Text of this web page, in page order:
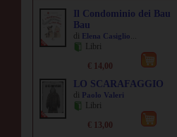
Il Condominio dei Bau
Bau
di Elena Casiglio...
Libri
€ 14,00
LO SCARAFAGGIO
di Paolo Valeri
Libri
€ 13,00